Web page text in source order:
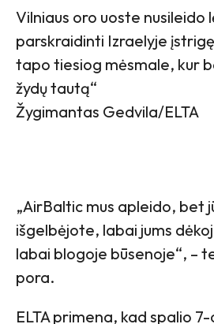
Vilniaus oro uoste nusileido
parskraidinti Izraelyje
tapo tiesiog mėsmale, kur
žydų tautą“
Žygimantas Gedvila/ELTA
„AirBaltic mus apleido, bet
išgelbėjote, labai jums
labai blogoje būsenoje“, –
pora.
ELTA primena, kad spalio